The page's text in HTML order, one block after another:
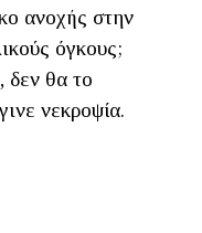
ανοχής στην
όγκους;
δεν θα το
νεκροψία.